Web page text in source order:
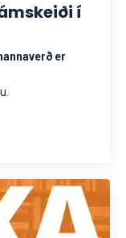
í
er